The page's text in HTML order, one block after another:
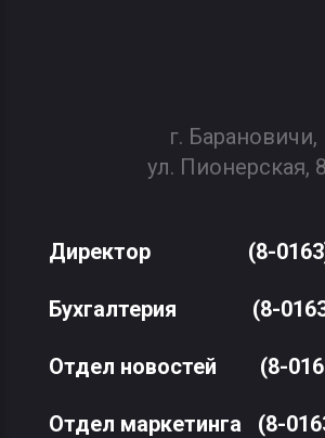
г. Барановичи,
ул. Пионерская,
Директор (8-
Бухгалтерия (8-
Отдел новостей (8-
Отдел маркетинга (8-